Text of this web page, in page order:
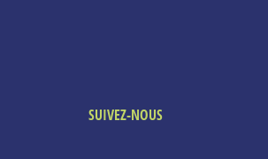
SUIVEZ-NOUS